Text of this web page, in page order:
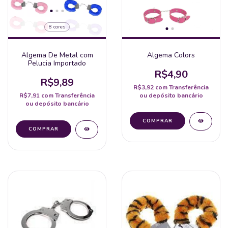
8 cores
Algema De Metal com
Pelucia Importado
R$9,89
R$7,91 comTransferência
ou depósito bancário
COMPRAR
Algema Colors
R$4,90
R$3,92 comTransferência
ou depósito bancário